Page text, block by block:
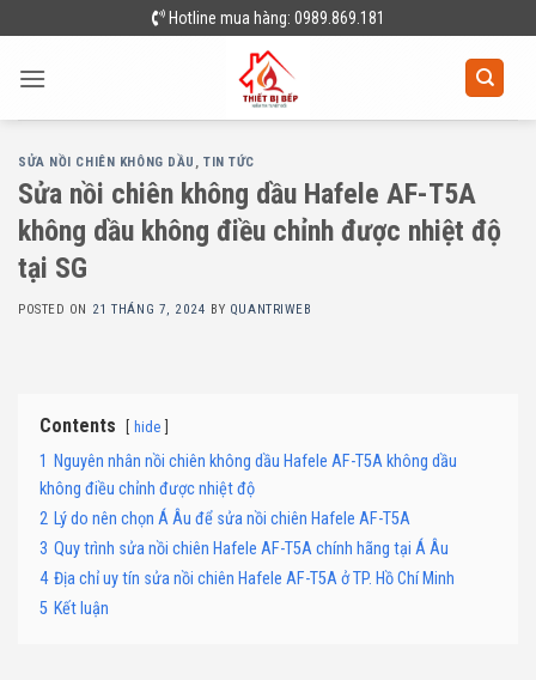
to
content
Hotline mua hàng: 0989.869.181
SỬA NỒI CHIÊN KHÔNG DẦU ,TIN TỨC
Sửa nồi chiên không dầu Hafele AF-T5A
không dầu không điều chỉnh được nhiệt độ
tại SG
POSTED ON 21 THÁNG 7, 2024 BY QUANTRIWEB
Contents hide
1 Nguyên nhân nồi chiên không dầu Hafele AF-T5A không dầu
không điều chỉnh được nhiệt độ
2 Lý do nên chọn Á Âu để sửa nồi chiên Hafele AF-T5A
3 Quy trình sửa nồi chiên Hafele AF-T5A chính hãng tại Á Âu
4 Địa chỉ uy tín sửa nồi chiên Hafele AF-T5A ở TP. Hồ Chí Minh
5 Kết luận